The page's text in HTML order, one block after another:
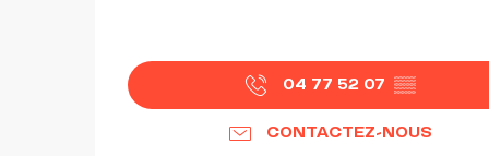
04 77 52 07 ▒▒
CONTACTEZ-NOUS